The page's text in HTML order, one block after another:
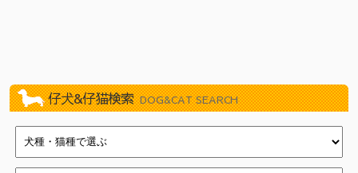
2019/04/27☆☆GWフェア☆☆
2018/10/3111/1『犬の日』フェア（新浦安店）
2018/10/12店頭ワゴン販売『ワゴンマルシェ』（新浦安店）
2018/09/28大特価ワゴンセール（新浦安店）
仔犬&仔猫検索 DOG&CAT SEARCH